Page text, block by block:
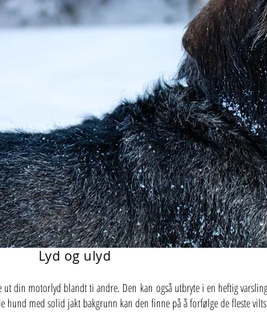
Lyd og ulyd
din motorlyd blandt ti andre. Den kan også utbryte i en heftig
med solid jakt bakgrunn kan den finne på å forfølge de fleste